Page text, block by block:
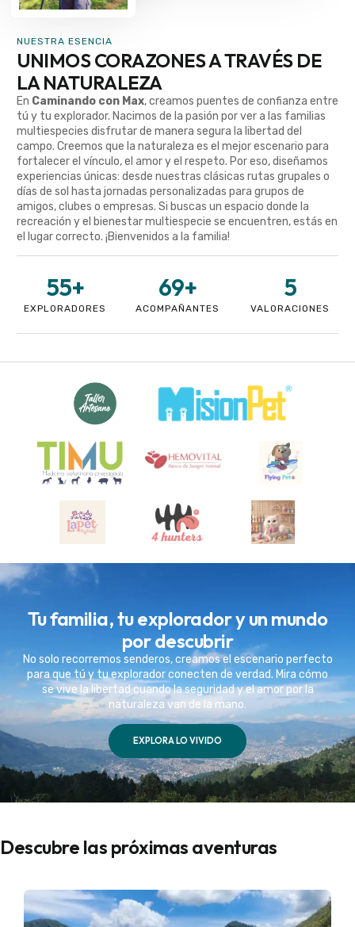
NUESTRA ESENCIA
UNIMOS CORAZONES A TRAVÉS DE
LA NATURALEZA
En Caminando con Max, creamos puentes de confianza entre
tú y tu explorador. Nacimos de la pasión por ver a las familias
multiespecies disfrutar de manera segura la libertad del
campo. Creemos que la naturaleza es el mejor escenario para
fortalecer el vínculo, el amor y el respeto. Por eso, diseñamos
experiencias únicas: desde nuestras clásicas rutas grupales o
días de sol hasta jornadas personalizadas para grupos de
amigos, clubes o empresas. Si buscas un espacio donde la
recreación y el bienestar multiespecie se encuentren, estás en
el lugar correcto. ¡Bienvenidos a la familia!
EXPLORADORES
55+
ACOMPAÑANTES
69+
VALORACIONES
5
Tu familia, tu explorador y un mundo
por descubrir
No solo recorremos senderos, creamos el escenario perfecto
para que tú y tu explorador conecten de verdad. Mira cómo
se vive la libertad cuando la seguridad y el amor por la
naturaleza van de la mano.
EXPLORA LO VIVIDO
Descubre las próximas aventuras